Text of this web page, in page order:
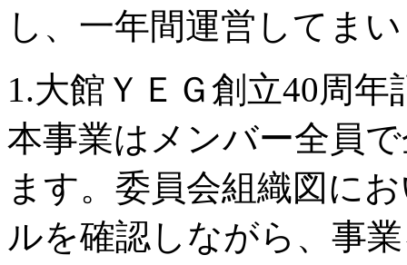
し、一年間運営してま
1.大館ＹＥＧ創立40周年
本事業はメンバー全員
ます。委員会組織図に
ルを確認しながら、事